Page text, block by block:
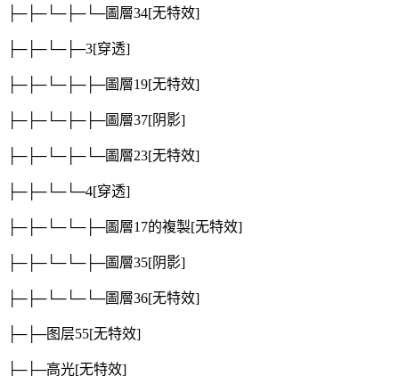
├─├─└─├─└─圖層34[无特效]
├─├─└─├─3[穿透]
├─├─└─├─├─圖層19[无特效]
├─├─└─├─├─圖層37[阴影]
├─├─└─├─└─圖層23[无特效]
├─├─└─└─4[穿透]
├─├─└─└─├─圖層17的複製[无特效]
├─├─└─└─├─圖層35[阴影]
├─├─└─└─└─圖層36[无特效]
├─├─图层55[无特效]
├─├─高光[无特效]